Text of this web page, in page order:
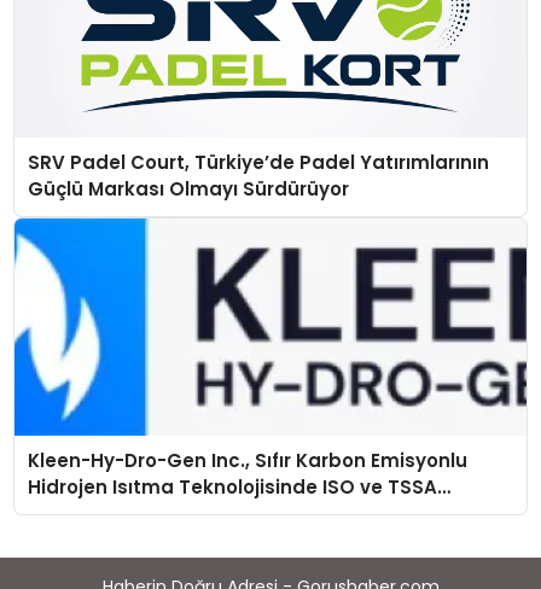
SRV Padel Court, Türkiye’de Padel Yatırımlarının
Güçlü Markası Olmayı Sürdürüyor
Kleen-Hy-Dro-Gen Inc., Sıfır Karbon Emisyonlu
Hidrojen Isıtma Teknolojisinde ISO ve TSSA
Düzenleyici Onaylarını Aldı